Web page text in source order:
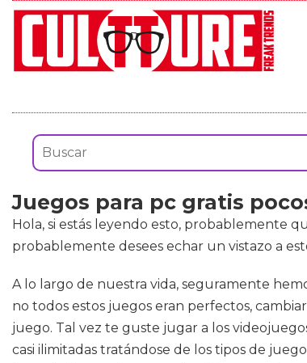
Juegos para pc gratis
Hola, si estás leyendo esto, probablemente
probablemente desees echar un vistazo a
A lo largo de nuestra vida, seguramente
no todos estos juegos eran perfectos,
juego. Tal vez te guste jugar a los
casi ilimitadas tratándose de los tipos de